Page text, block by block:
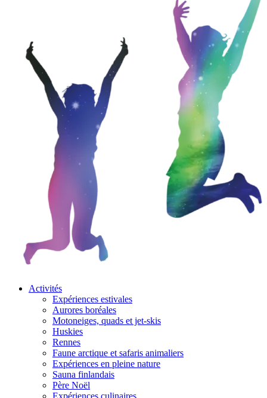
Activités
Expériences estivales
Aurores boréales
Motoneiges, quads et jet-skis
Huskies
Rennes
Faune arctique et safaris animaliers
Expériences en pleine nature
Sauna finlandais
Père Noël
Expériences culinaires